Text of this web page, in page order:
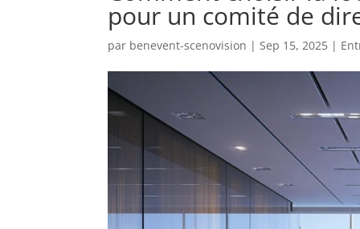
pour un comité de
par benevent-scenovision |Sep 15, 2025 |